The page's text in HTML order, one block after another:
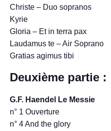
Christe – Duo sopranos
Kyrie
Gloria – Et in terra pax
Laudamus te – Air Soprano
Gratias agimus tibi
Deuxième partie :
G.F. Haendel Le Messie
n° 1 Ouverture
n° 4 And the glory